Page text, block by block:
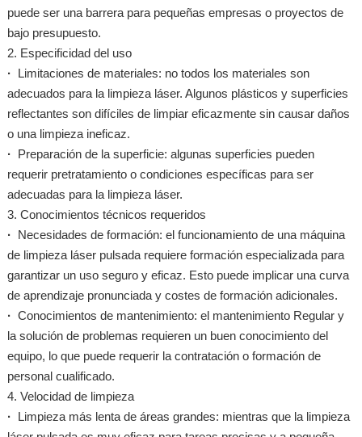
puede ser una barrera para pequeñas empresas o proyectos de
bajo presupuesto.
2. Especificidad del uso
· Limitaciones de materiales: no todos los materiales son
adecuados para la limpieza láser. Algunos plásticos y superficies
reflectantes son difíciles de limpiar eficazmente sin causar daños
o una limpieza ineficaz.
· Preparación de la superficie: algunas superficies pueden
requerir pretratamiento o condiciones específicas para ser
adecuadas para la limpieza láser.
3. Conocimientos técnicos requeridos
· Necesidades de formación: el funcionamiento de una máquina
de limpieza láser pulsada requiere formación especializada para
garantizar un uso seguro y eficaz. Esto puede implicar una curva
de aprendizaje pronunciada y costes de formación adicionales.
· Conocimientos de mantenimiento: el mantenimiento Regular y
la solución de problemas requieren un buen conocimiento del
equipo, lo que puede requerir la contratación o formación de
personal cualificado.
4. Velocidad de limpieza
· Limpieza más lenta de áreas grandes: mientras que la limpieza